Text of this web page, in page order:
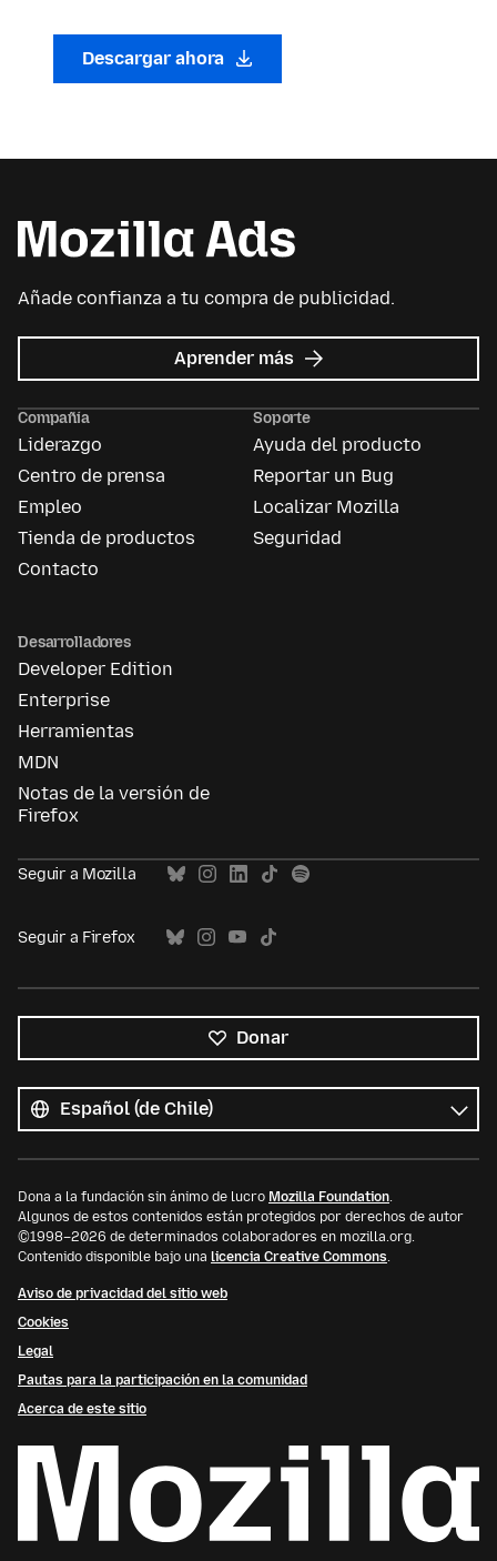
Descargar ahora
Añade confianza a tu compra de publicidad.
Aprender más acerca
de
Ads
Compañía
Liderazgo
Centro de prensa
Empleo
Tienda de productos
Contacto
Soporte
Ayuda del producto
Reportar un Bug
Localizar Mozilla
Seguridad
Desarrolladores
Developer Edition
Enterprise
Herramientas
MDN
Notas de la versión de
Firefox
Seguir a Mozilla
Seguir a Firefox
Donar
los
idiomas
Idioma
Dona a la fundación sin ánimo de lucro Mozilla Foundation.
Algunos de estos contenidos están protegidos por derechos de autor
©1998–2026 de determinados colaboradores en mozilla.org.
Contenido disponible bajo una licencia Creative Commons.
Aviso de privacidad del sitio web
Cookies
Legal
Pautas para la participación en la comunidad
Acerca de este sitio